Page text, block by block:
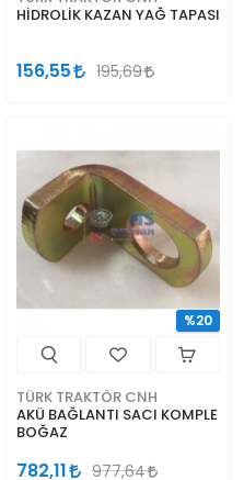
HİDROLİK KAZAN YAĞ TAPASI
156,55 195,69
TÜRK TRAKTÖR CNH
AKÜ BAĞLANTI SACI KOMPLE
BOĞAZ
782,11 977,64
%20